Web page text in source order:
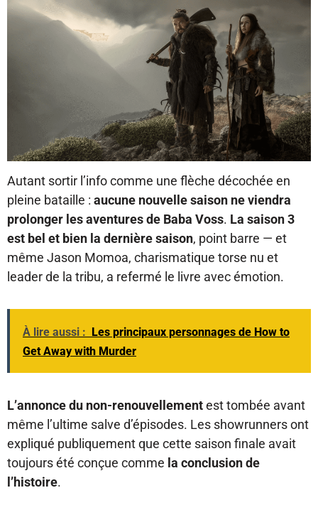
Autant sortir l’info comme une flèche décochée en
pleine bataille : aucune nouvelle saison ne viendra
prolonger les aventures de Baba Voss. La saison 3
est bel et bien la dernière saison, point barre — et
même Jason Momoa, charismatique torse nu et
leader de la tribu, a refermé le livre avec émotion.
À lire aussi :
Les principaux personnages de How to
Get Away with Murder
L’annonce du non-renouvellementest tombée avant
même l’ultime salve d’épisodes. Les showrunners ont
expliqué publiquement que cette saison finale avait
toujours été conçue comme la conclusion de
l’histoire.